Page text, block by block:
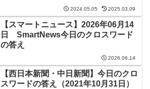
2024.05.05 2025.03.09
【スマートニュース】2026年06月14
日 SmartNews今日のクロスワード
の答え
2026.06.14
【西日本新聞・中日新聞】今日のクロ
スワードの答え（2021年10月31日）